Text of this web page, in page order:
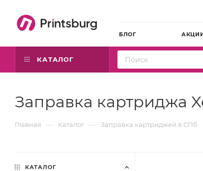
БЛОГ
КАТАЛОГ
Заправка картриджа
Главная — Каталог — Заправка картриджей в СПб
КАТАЛОГ